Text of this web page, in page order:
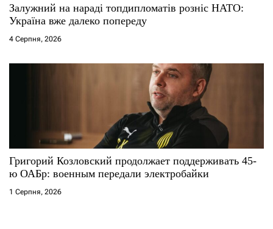
Залужний на нараді топдипломатів розніс НАТО:
Україна вже далеко попереду
4 Серпня, 2026
Григорий Козловский продолжает поддерживать 45-
ю ОАБр: военным передали электробайки
1 Серпня, 2026